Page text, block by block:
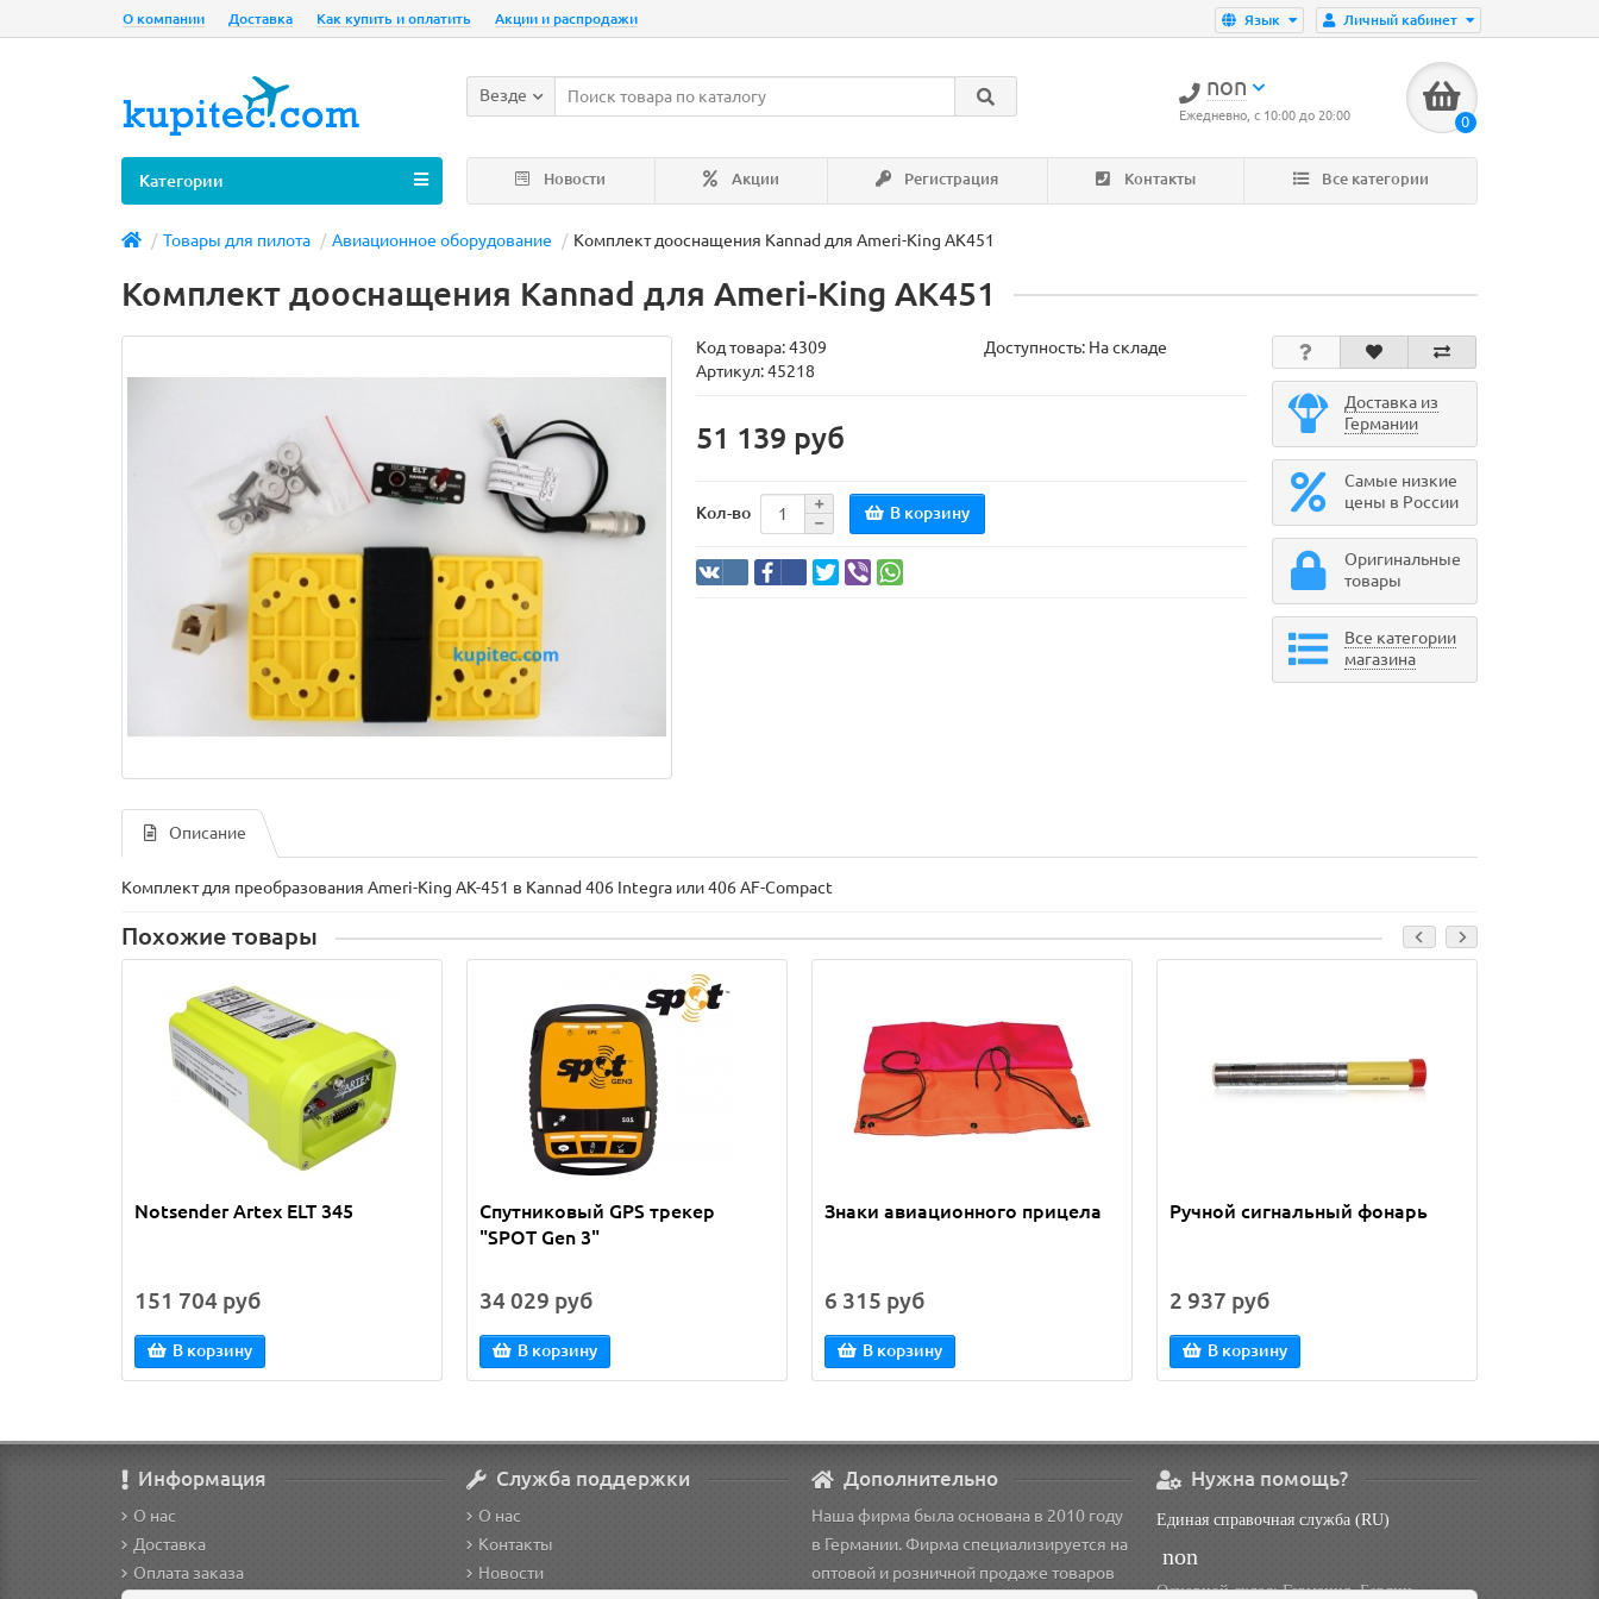
Личный кабинет
Язык
О компании Доставка Как купить и оплатить Акции и распродажи
non
Ежедневно, с 10:00 до 20:00 0
Везде
Новости Акции Регистрация Контакты Все категории
Категории
Товары для пилота Авиационное оборудование Комплект дооснащения Kannad для Ameri-King AK451
Комплект дооснащения Kannad для Ameri-King AK451
Код товара:4309
Доступность: На складе
Артикул: 45218
51 139 руб
Кол-во В корзину
Доставка из
Германии
Самые низкие
цены в России
Оригинальные
товары
Все категории
магазина
Описание
Комплект для преобразования Ameri-King AK-451 в Kannad 406 Integra или 406 AF-Compact
Похожие товары
Notsender Artex ELT 345
151 704 руб
В корзину
Спутниковый GPS трекер
"SPOT Gen 3"
34 029 руб
В корзину
Знаки авиационного прицела
6 315 руб
В корзину
Ручной сигнальный фонарь
2 937 руб
В корзину
Информация
О нас
Доставка
Оплата заказа
Служба поддержки
О нас
Контакты
Новости
Дополнительно
Наша фирма была основана в 2010 году
в Германии. Фирма специализируется на
оптовой и розничной продаже товаров
Нужна помощь?
Единая справочная служба (RU)
non
Основной склад: Германия, Берлин